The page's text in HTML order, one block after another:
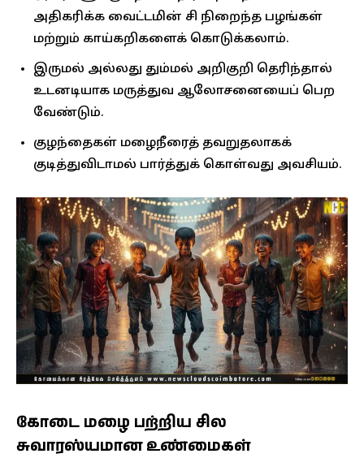
அதிகரிக்க வைட்டமின் சி நிறைந்த பழங்கள்
மற்றும் காய்கறிகளைக் கொடுக்கலாம்.
இருமல் அல்லது தும்மல் அறிகுறி தெரிந்தால்
உடனடியாக மருத்துவ ஆலோசனையைப் பெற
வேண்டும்.
குழந்தைகள் மழைநீரைத் தவறுதலாகக்
குடித்துவிடாமல் பார்த்துக் கொள்வது அவசியம்.
கோடை மழை பற்றிய சில
சுவாரஸ்யமான உண்மைகள்